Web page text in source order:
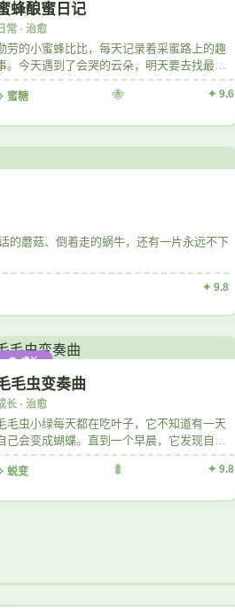
蜂酿蜜日记
常 · 治愈
劳的小蜜蜂比比，每天记录着采蜜路上的趣
。今天遇到了会哭的云朵，明天要去找最甜
那片花田。
蜜糖 🐝 ✦ 9.6
的蘑菇、倒着走的蜗牛，还有一片永远不下
✦ 9.8
🦋 成长
毛虫变奏曲
长 · 治愈
毛虫小绿每天都在吃叶子，它不知道有一天
己会变成蝴蝶。直到一个早晨，它发现自己
出了翅膀。
蜕变 🐛 ✦ 9.8